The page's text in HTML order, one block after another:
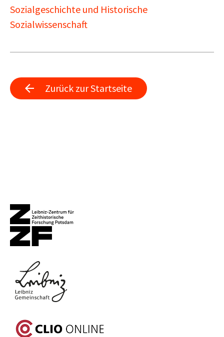
Sozialgeschichte und Historische
Sozialwissenschaft
Zurück zur Startseite